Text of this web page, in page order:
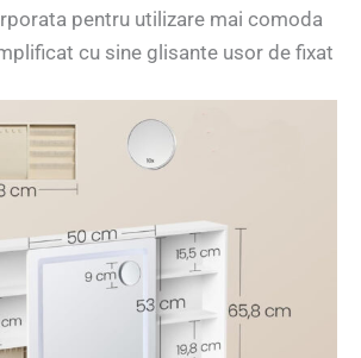
pentru utilizare mai comoda
cu sine glisante usor de fixat